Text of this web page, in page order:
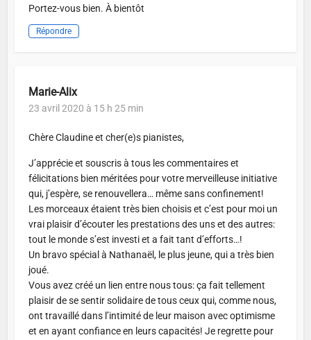
Portez-vous bien. À bientôt
Répondre
Marie-Alix
23 avril 2020 à 15 h 25 min
Chère Claudine et cher(e)s pianistes,
J’apprécie et souscris à tous les commentaires et
félicitations bien méritées pour votre merveilleuse initiative
qui, j’espère, se renouvellera… même sans confinement!
Les morceaux étaient très bien choisis et c’est pour moi un
vrai plaisir d’écouter les prestations des uns et des autres:
tout le monde s’est investi et a fait tant d’efforts…!
Un bravo spécial à Nathanaël, le plus jeune, qui a très bien
joué.
Vous avez créé un lien entre nous tous: ça fait tellement
plaisir de se sentir solidaire de tous ceux qui, comme nous,
ont travaillé dans l’intimité de leur maison avec optimisme
et en ayant confiance en leurs capacités! Je regrette pour